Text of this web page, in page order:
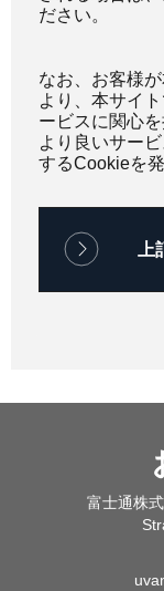
ださい。
なお、お客様
より、本サイ
ービスに関心
より良いサー
するCookieを
富士通株